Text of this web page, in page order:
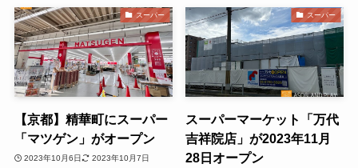
スーパー
【京都】精華町にスーパー
「マツゲン」がオープン
2023年10月6日 2023年10月7日
スーパー
スーパーマーケット「万代
吉祥院店」が2023年11月
28日オープン